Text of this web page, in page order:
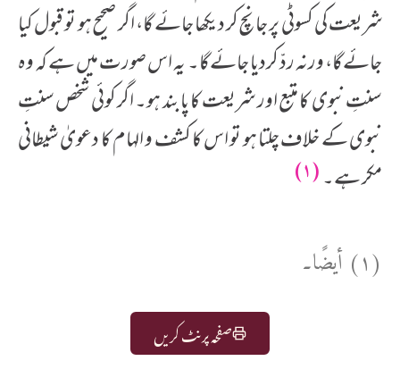
شریعت کی کسوٹی پر جانچ کر دیکھا جائے گا، اگر صحیح ہو تو قبول کیا
جائے گا، ورنہ ردّ کردیا جائے گا۔ یہ اس صورت میں ہے کہ وہ
سنتِ نبوی کا متبع اور شریعت کا پابند ہو۔ اگر کوئی شخص سنتِ
نبوی کے خلاف چلتا ہو تو اس کا کشف و الہام کا دعویٰ شیطانی
مکر ہے۔(۱)
(۱) أیضًا۔
صفحہ پرنٹ کریں